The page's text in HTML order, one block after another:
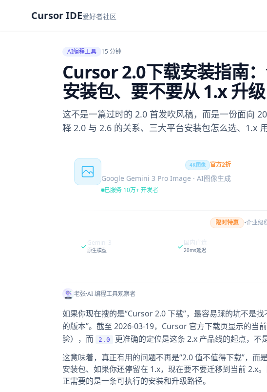
Cursor IDE爱好者社区
AI编程工具 15 分钟
Cursor 2.0下载安装指南
安装包、要不要从 1.x 升级
这不是一篇过时的 2.0 首发吹风稿，而是一份面向
释 2.0 与 2.6 的关系、三大平台安装包怎么选、1.x
4K图像 官方2折
Google Gemini 3 Pro Image · AI图像生成
已服务 10万+ 开发者
限时特惠 ·企业级
Gemini 3
原生模型
国内直连
20ms延迟
老张·AI 编程工具观察者
如果你现在搜的是“Cursor 2.0 下载”，最容易踩的坑不是
的版本”。截至 2026-03-19，Cursor 官方下载页显示的当
验），而
2.0
更准确的定位是这条 2.x 产品线的起点，不
这意味着，真正有用的问题不再是“2.0 值不值得下载”，
安装包、如果你还停留在 1.x，现在要不要迁移到当前 2.x
正需要的是一条可执行的安装和升级路径。